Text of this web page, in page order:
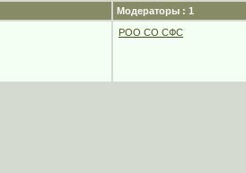
Модераторы : 1
РОО СО СФС